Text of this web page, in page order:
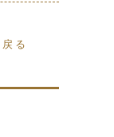
る